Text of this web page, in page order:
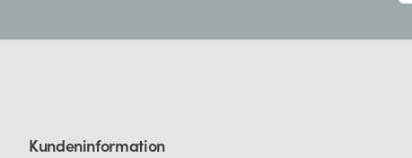
Kundeninformation